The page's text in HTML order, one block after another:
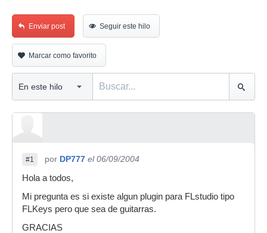
Enviar post Seguir este hilo
Marcar como favorito
#1 por DP777 el 06/09/2004
Hola a todos,
Mi pregunta es si existe algun plugin para FLstudio tipo
FLKeys pero que sea de guitarras.
GRACIAS